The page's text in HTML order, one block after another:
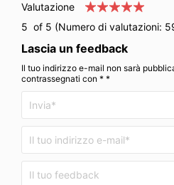
Valutazione
5 of 5 (Numero di valutazioni:
Lascia un feedback
Il tuo indirizzo e-mail non sarà
contrassegnati con * *